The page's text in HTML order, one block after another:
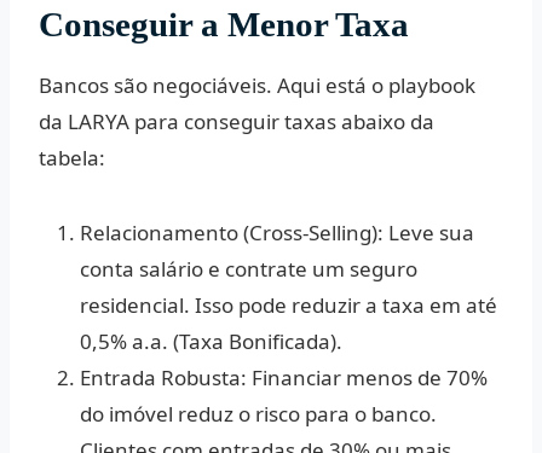
Conseguir a Menor Taxa
Bancos são negociáveis. Aqui está o playbook
da LARYA para conseguir taxas abaixo da
tabela:
Relacionamento (Cross-Selling): Leve sua
conta salário e contrate um seguro
residencial. Isso pode reduzir a taxa em até
0,5% a.a. (Taxa Bonificada).
Entrada Robusta: Financiar menos de 70%
do imóvel reduz o risco para o banco.